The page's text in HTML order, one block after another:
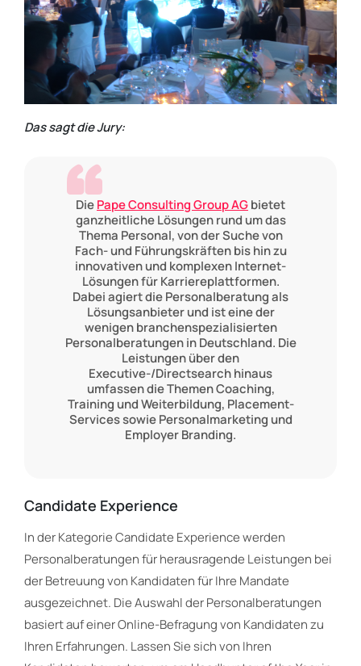
Das sagt die Jury:
DiePape Consulting Group AGbietet
ganzheitliche Lösungen rund um das
Thema Personal, von der Suche von
Fach- und Führungskräften bis hin zu
innovativen und komplexen Internet-
Lösungen für Karriereplattformen.
Dabei agiert die Personalberatung als
Lösungsanbieter und ist eine der
wenigen branchenspezialisierten
Personalberatungen in Deutschland. Die
Leistungen über den
Executive-/Directsearch hinaus
umfassen die Themen Coaching,
Training und Weiterbildung, Placement-
Services sowie Personalmarketing und
Employer Branding.
Candidate Experience
In der Kategorie Candidate Experience werden
Personalberatungen für herausragende Leistungen bei
der Betreuung von Kandidaten für Ihre Mandate
ausgezeichnet. Die Auswahl der Personalberatungen
basiert auf einer Online-Befragung von Kandidaten zu
Ihren Erfahrungen. Lassen Sie sich von Ihren